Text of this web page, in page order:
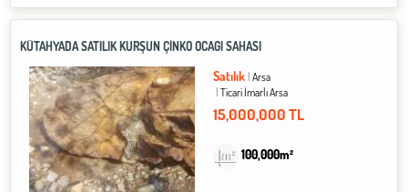
KÜTAHYADA SATILIK KURŞUN ÇİNKO OCAĞI SAHASI
Satılık Arsa
Ticari İmarlı Arsa
15,000,000 TL
100,000m²